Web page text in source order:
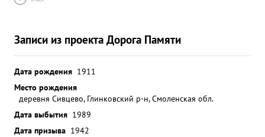
Записи из проекта Дорога Памяти
Дата рождения 1911
Место рождения
деревня Сивцево, Глинковский р-н, Смоленская обл.
Дата выбытия 1989
Дата призыва 1942